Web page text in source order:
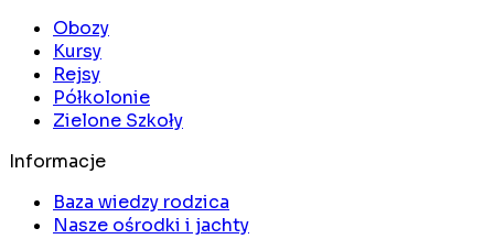
Obozy
Kursy
Rejsy
Półkolonie
Zielone Szkoły
Informacje
Baza wiedzy rodzica
Nasze ośrodki i jachty